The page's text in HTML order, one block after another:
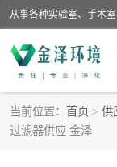
当前位置： 首页 > 供
过滤器供应 金泽
耗材